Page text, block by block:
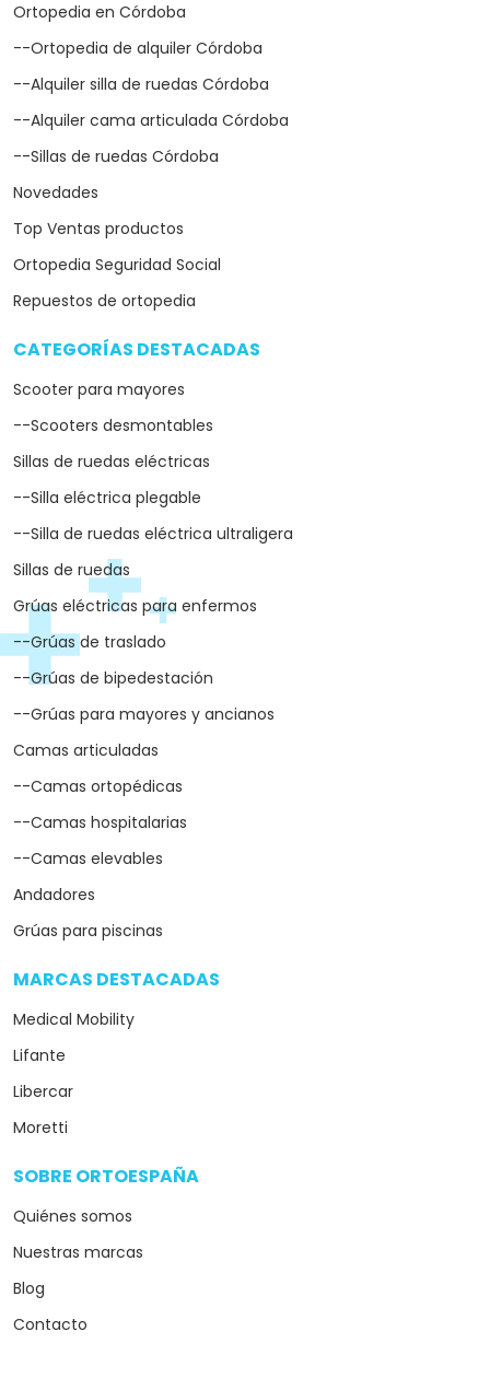
Ortopedia en Córdoba
--Ortopedia de alquiler Córdoba
--Alquiler silla de ruedas Córdoba
--Alquiler cama articulada Córdoba
--Sillas de ruedas Córdoba
Novedades
Top Ventas productos
Ortopedia Seguridad Social
Repuestos de ortopedia
CATEGORÍAS DESTACADAS
Scooter para mayores
--Scooters desmontables
Sillas de ruedas eléctricas
--Silla eléctrica plegable
--Silla de ruedas eléctrica ultraligera
Sillas de ruedas
Grúas eléctricas para enfermos
--Grúas de traslado
--Grúas de bipedestación
--Grúas para mayores y ancianos
Camas articuladas
--Camas ortopédicas
--Camas hospitalarias
--Camas elevables
Andadores
Grúas para piscinas
MARCAS DESTACADAS
Medical Mobility
Lifante
Libercar
Moretti
SOBRE ORTOESPAÑA
Quiénes somos
Nuestras marcas
Blog
Contacto